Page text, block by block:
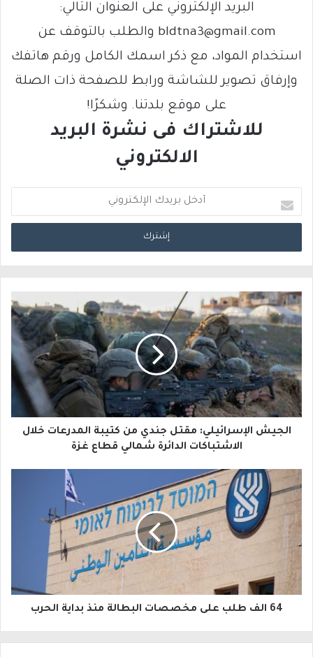
البريد الإلكتروني على العنوان التالي:
bldtna3@gmail.com والطلب بالتوقف عن
استخدام المواد، مع ذكر اسمك الكامل ورقم هاتفك
وإرفاق تصوير للشاشة ورابط للصفحة ذات الصلة
على موقع بلدتنا. وشكرًا!
للاشتراك فى نشرة البريد
الالكتروني
د
خ
ب
ر
ي
د
ك
ا
إ
ل
ت
الجيش الإسرائيلي: مقتل جندي من كتيبة المدرعات خلال
الاشتباكات الدائرة شمالي قطاع غزة
64 الف طلب على مخصصات البطالة منذ بداية الحرب